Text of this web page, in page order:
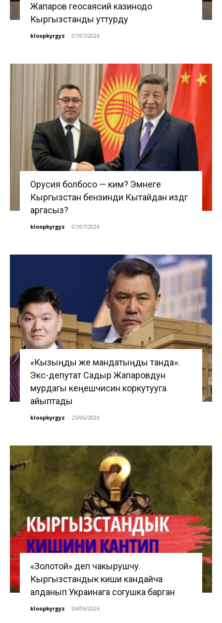
Жапаров геосаясий казинодо
Кыргызстанды уттурду
kloopkyrgyz - 07/07/2026
Орусия болбосо — ким? Эмнеге
Кыргызстан бензинди Кытайдан издөөгө
аргасыз?
kloopkyrgyz - 07/07/2026
«Кызыңды же мандатыңды танда».
Экс-депутат Садыр Жапаровдун
мурдагы кеңешчисин коркутууга
айыптады
kloopkyrgyz - 25/06/2026
«Золотой» деп чакырушчу.
Кыргызстандык киши кандайча
алданып Украинага согушка барган
kloopkyrgyz - 04/06/2026